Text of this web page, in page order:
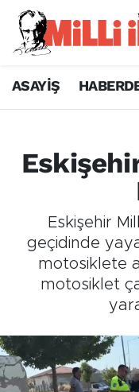
ASAYİŞ
Eskişehir
geçidinde
motosiklete
motosiklet